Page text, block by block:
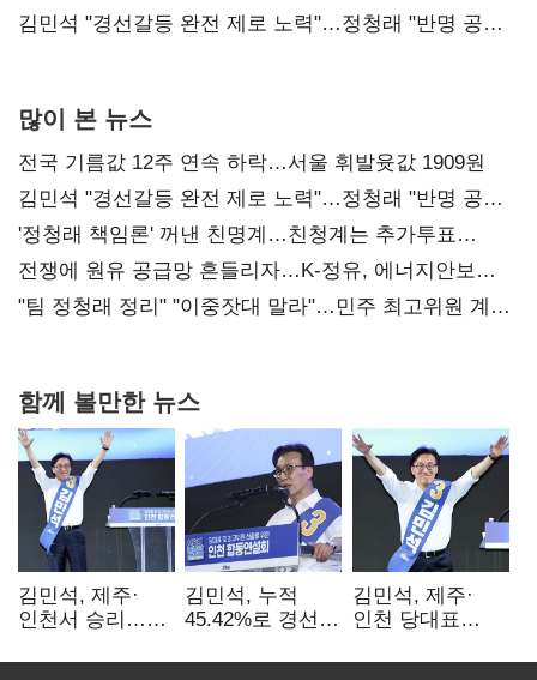
다툼 격화
김민석 "경선갈등 완전 제로 노력"…정청래 "반명 공세
많이 본 뉴스
전국 기름값 12주 연속 하락…서울 휘발윳값 1909원
김민석 "경선갈등 완전 제로 노력"…정청래 "반명 공세
사과부터"
'정청래 책임론' 꺼낸 친명계…친청계는 추가투표
때리기
전쟁에 원유 공급망 흔들리자…K-정유, 에너지안보
핵심으로 재부상
"팀 정청래 정리" "이중잣대 말라"…민주 최고위원 계파
함께 볼만한 뉴스
김민석, 제주·
인천서 승리…
탈환'(종합)
김민석, 누적
45.42%로 경선
격차
김민석, 제주·
인천 당대표